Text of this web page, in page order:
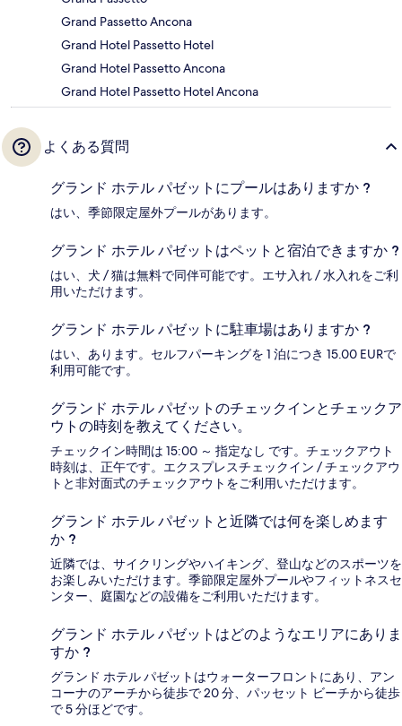
Grand Passetto Ancona
Grand Hotel Passetto Hotel
Grand Hotel Passetto Ancona
Grand Hotel Passetto Hotel Ancona
よくある質問
グランド ホテル パゼットにプールはありますか ?
はい、季節限定屋外プールがあります。
グランド ホテル パゼットはペットと宿泊できますか ?
はい、犬 / 猫は無料で同伴可能です。エサ入れ / 水入れをご利
用いただけます。
グランド ホテル パゼットに駐車場はありますか ?
はい、あります。セルフパーキングを 1 泊につき 15.00 EURで
利用可能です。
グランド ホテル パゼットのチェックインとチェックア
ウトの時刻を教えてください。
チェックイン時間は 15:00 ～ 指定なし です。チェックアウト
時刻は、正午です。エクスプレスチェックイン / チェックアウ
トと非対面式のチェックアウトをご利用いただけます。
グランド ホテル パゼットと近隣では何を楽しめます
か ?
近隣では、サイクリングやハイキング、登山などのスポーツを
お楽しみいただけます。季節限定屋外プールやフィットネスセ
ンター、庭園などの設備をご利用いただけます。
グランド ホテル パゼットはどのようなエリアにありま
すか ?
グランド ホテル パゼットはウォーターフロントにあり、アン
コーナのアーチから徒歩で 20 分、パッセット ビーチから徒歩
で 5 分ほどです。